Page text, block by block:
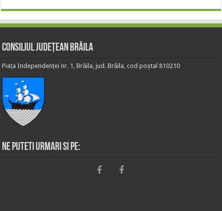
Consiliul Județean Brăila
Piața Independenței nr. 1, Brăila, jud. Brăila, cod poștal 810210
Ne puteti urmari si pe: